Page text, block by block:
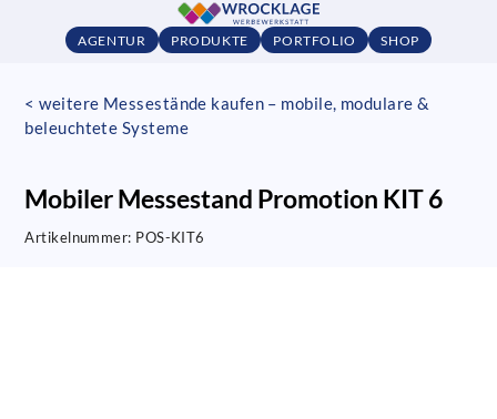
AGENTUR PRODUKTE PORTFOLIO SHOP
< weitere Messestände kaufen – mobile, modulare &
beleuchtete Systeme
Mobiler Messestand Promotion KIT 6
Artikelnummer: POS-KIT6